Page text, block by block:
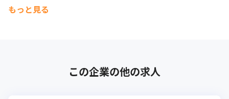
・「Ai GROW」
生徒・学生の資質・能力、それぞれの教育活動での教育効果を定
・「GROW Academy」
もっと見る
この企業の他の求人